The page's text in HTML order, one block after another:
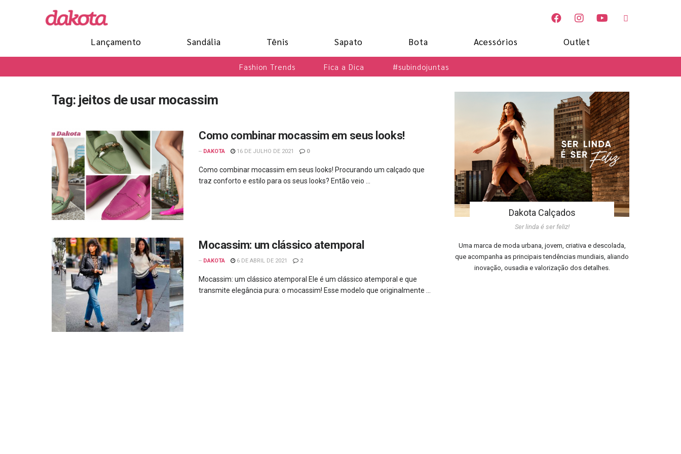
Lançamento Sandália Tênis Sapato Bota Acessórios Outlet
Fashion Trends Fica a Dica #subindojuntas
Tag: jeitos de usar mocassim
Como combinar mocassim em seus looks!
-- DAKOTA 16 DE JULHO DE 2021 0
Como combinar mocassim em seus looks! Procurando um calçado que
traz conforto e estilo para os seus looks? Então veio ...
Mocassim: um clássico atemporal
-- DAKOTA 6 DE ABRIL DE 2021 2
Mocassim: um clássico atemporal Ele é um clássico atemporal e que
transmite elegância pura: o mocassim! Esse modelo que originalmente ...
Dakota Calçados
Ser linda é ser feliz!
Uma marca de moda urbana, jovem, criativa e descolada,
que acompanha as principais tendências mundiais, aliando
inovação, ousadia e valorização dos detalhes.